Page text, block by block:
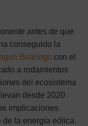
antes de que
conseguido la
Bearings con el
a rodamientos
del ecosistema
desde 2020
implicaciones
de la energía eólica.